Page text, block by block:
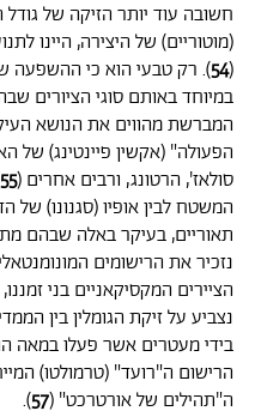
חשובה עוד יותר הזיקה של
(מוטוריים) של היצירה, היינו
(
54). רק טבעי הוא כי ההשפעה
במיוחד באותם סוגי הציורים
המברשת מהווים את הנושא
הפעולה" (אקשין פיינטינג) של
סולאז', הרטונג, ורבים אחרים (55
המשטח לבין אופיו (סגנונו) של
תאוריים, בעיקר באלה שבהם
נזכיר את הרישומים
הציירים המקסיקאניים בני
נצביע על זיקת הגומלין בין
בידי מעטרים אשר פעלו במאה
הרישום ה"רועד" (טרמולטו)
ה"תהילים של אורטרכט" (57
).